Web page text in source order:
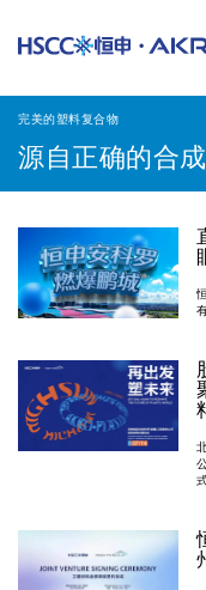
完美的塑料复合物
源自正确的合